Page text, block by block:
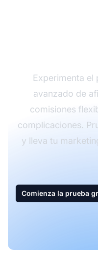
Experimenta el
avanzado de
comisiones
complicaciones.
y lleva tu
Comienza la prueba